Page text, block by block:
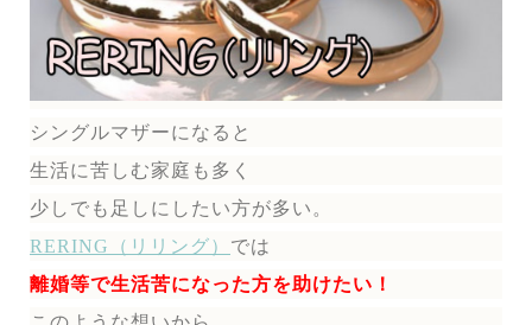
シングルマザーになると
生活に苦しむ家庭も多く
少しでも足しにしたい方が多い。
RERING（リリング） では
離婚等で生活苦になった方を助けたい！